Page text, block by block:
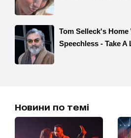
Новини по темі